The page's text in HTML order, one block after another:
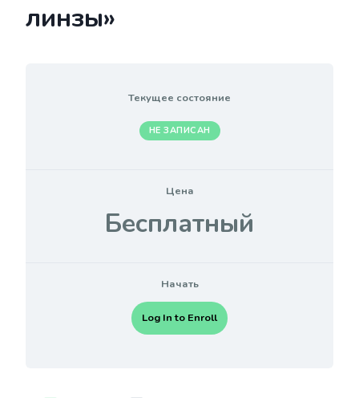
линзы»
Текущее состояние
НЕ ЗАПИСАН
Цена
Бесплатный
Начать
Log In to Enroll